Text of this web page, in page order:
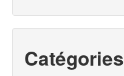
Catégories